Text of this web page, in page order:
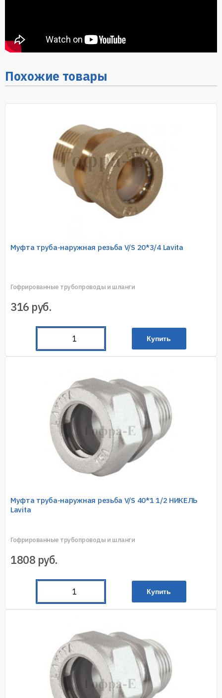
Похожие товары
Муфта труба-наружная резьба V/S 20*3/4 Lavita
Гофрированные трубопроводы и шланги
316 руб.
Купить
Муфта труба-наружная резьба V/S 40*1 1/2 НИКЕЛЬ
Lavita
Гофрированные трубопроводы и шланги
1808 руб.
Купить